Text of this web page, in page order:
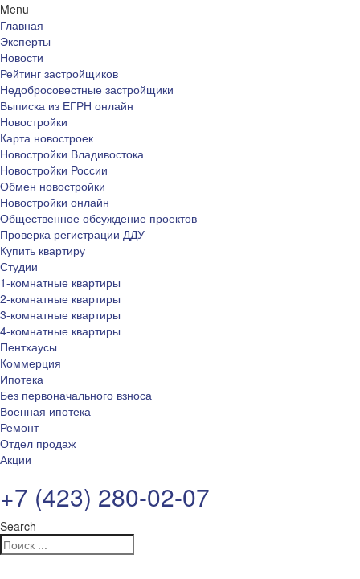
Menu
Главная
Эксперты
Новости
Рейтинг застройщиков
Недобросовестные застройщики
Выписка из ЕГРН онлайн
Новостройки
Карта новостроек
Новостройки Владивостока
Новостройки России
Обмен новостройки
Новостройки онлайн
Общественное обсуждение проектов
Проверка регистрации ДДУ
Купить квартиру
Студии
1-комнатные квартиры
2-комнатные квартиры
3-комнатные квартиры
4-комнатные квартиры
Пентхаусы
Коммерция
Ипотека
Без первоначального взноса
Военная ипотека
Ремонт
Отдел продаж
Акции
+7 (423) 280-02-07
Search